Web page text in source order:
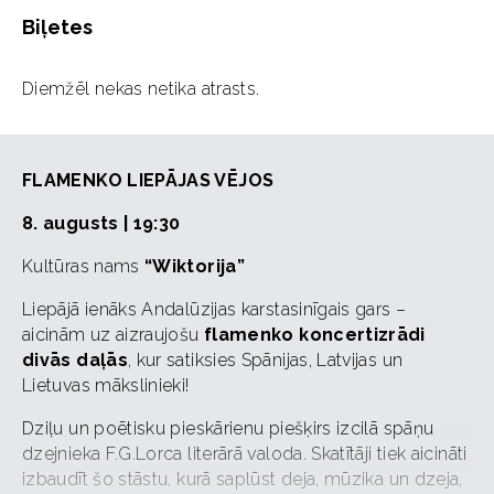
Biļetes
Diemžēl nekas netika atrasts.
FLAMENKO LIEPĀJAS VĒJOS
8. augusts | 19:30
Kultūras nams “Wiktorija”
Liepājā ienāks Andalūzijas karstasinīgais gars –
aicinām uz aizraujošu flamenko koncertizrādi
divās daļās, kur satiksies Spānijas, Latvijas un
Lietuvas mākslinieki!
Dziļu un poētisku pieskārienu piešķirs izcilā spāņu
dzejnieka F.G.Lorca literārā valoda. Skatītāji tiek aicināti
izbaudīt šo stāstu, kurā saplūst deja, mūzika un dzeja,